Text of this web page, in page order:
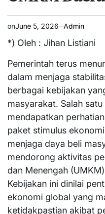
onJune 5, 2026 Admin
*) Oleh : Jihan Listiani
Pemerintah terus
dalam menjaga
berbagai kebijakan
masyarakat. Salah
mendapatkan
paket stimulus
menjaga daya beli
mendorong aktivitas
dan Menengah
Kebijakan ini dinilai
ekonomi global yang
ketidakpastian akibat